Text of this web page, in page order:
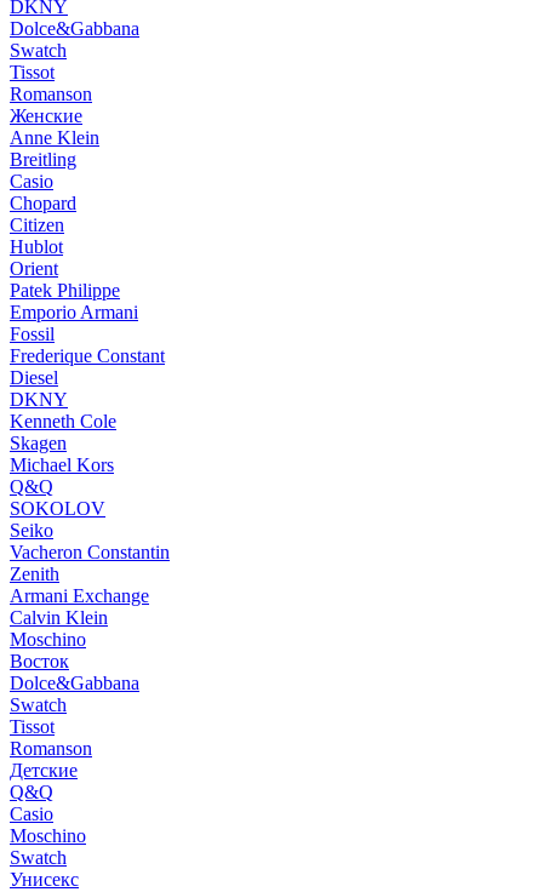
DKNY
Dolce&Gabbana
Swatch
Tissot
Romanson
Женские
Anne Klein
Breitling
Casio
Chopard
Citizen
Hublot
Orient
Patek Philippe
Emporio Armani
Fossil
Frederique Constant
Diesel
DKNY
Kenneth Cole
Skagen
Michael Kors
Q&Q
SOKOLOV
Seiko
Vacheron Constantin
Zenith
Armani Exchange
Calvin Klein
Moschino
Восток
Dolce&Gabbana
Swatch
Tissot
Romanson
Детские
Q&Q
Casio
Moschino
Swatch
Унисекс